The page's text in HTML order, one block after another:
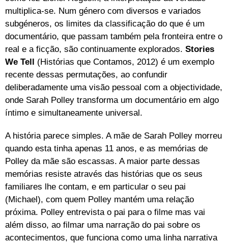
multiplica-se. Num género com diversos e variados
subgéneros, os limites da classificação do que é um
documentário, que passam também pela fronteira entre o
real e a ficção, são continuamente explorados. Stories
We Tell (Histórias que Contamos, 2012) é um exemplo
recente dessas permutações, ao confundir
deliberadamente uma visão pessoal com a objectividade,
onde Sarah Polley transforma um documentário em algo
íntimo e simultaneamente universal.
A história parece simples. A mãe de Sarah Polley morreu
quando esta tinha apenas 11 anos, e as memórias de
Polley da mãe são escassas. A maior parte dessas
memórias resiste através das histórias que os seus
familiares lhe contam, e em particular o seu pai
(Michael), com quem Polley mantém uma relação
próxima. Polley entrevista o pai para o filme mas vai
além disso, ao filmar uma narração do pai sobre os
acontecimentos, que funciona como uma linha narrativa